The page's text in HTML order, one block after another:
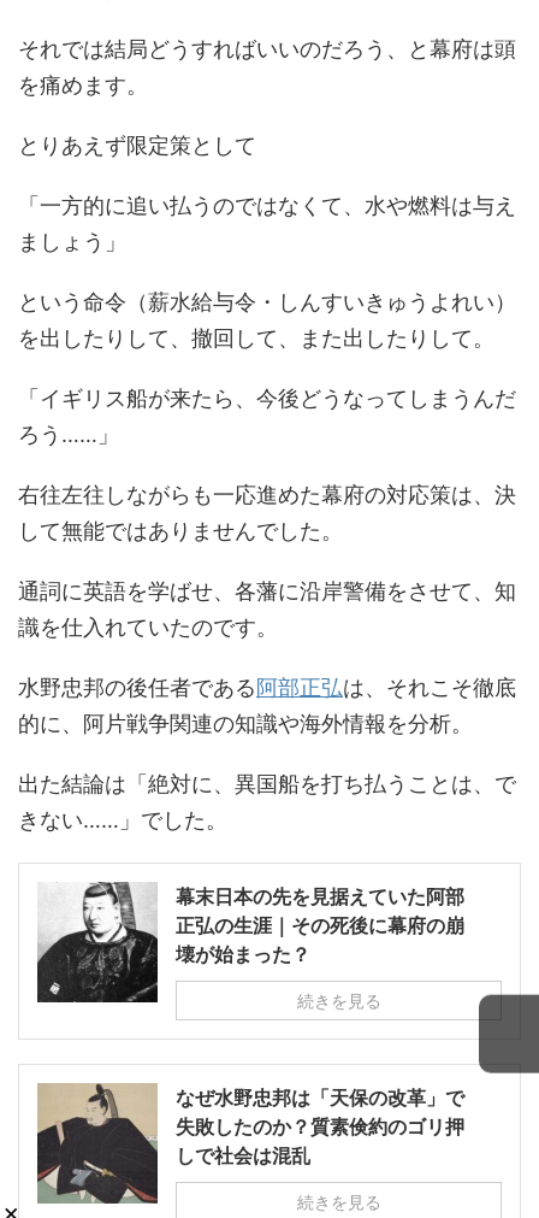
それでは結局どうすればいいのだろう、と幕府は頭
を痛めます。
とりあえず限定策として
「一方的に追い払うのではなくて、水や燃料は与え
ましょう」
という命令（薪水給与令・しんすいきゅうよれい）
を出したりして、撤回して、また出したりして。
「イギリス船が来たら、今後どうなってしまうんだ
ろう……」
右往左往しながらも一応進めた幕府の対応策は、決
して無能ではありませんでした。
通詞に英語を学ばせ、各藩に沿岸警備をさせて、知
識を仕入れていたのです。
水野忠邦の後任者である阿部正弘は、それこそ徹底
的に、阿片戦争関連の知識や海外情報を分析。
出た結論は「絶対に、異国船を打ち払うことは、で
きない……」でした。
幕末日本の先を見据えていた阿部
正弘の生涯｜その死後に幕府の崩
壊が始まった？
続きを見る
なぜ水野忠邦は「天保の改革」で
失敗したのか？質素倹約のゴリ押
しで社会は混乱
続きを見る